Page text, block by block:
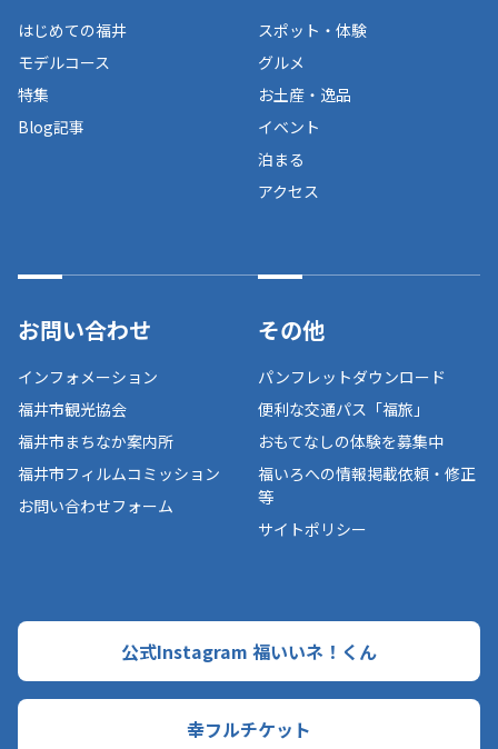
はじめての福井
モデルコース
特集
Blog記事
スポット・体験
グルメ
お土産・逸品
イベント
泊まる
アクセス
お問い合わせ
インフォメーション
福井市観光協会
福井市まちなか案内所
福井市フィルムコミッション
お問い合わせフォーム
その他
パンフレットダウンロード
便利な交通パス「福旅」
おもてなしの体験を募集中
福いろへの情報掲載依頼・修正
等
サイトポリシー
公式Instagram 福いいネ！くん
幸フルチケット